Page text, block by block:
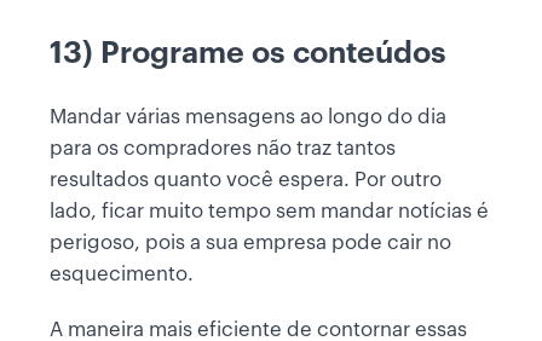
13) Programe os conteúdos
Mandar várias mensagens ao longo do dia
para os compradores não traz tantos
resultados quanto você espera. Por outro
lado, ficar muito tempo sem mandar notícias é
perigoso, pois a sua empresa pode cair no
esquecimento.
A maneira mais eficiente de contornar essas